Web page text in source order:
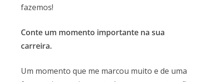
fazemos!
Conte um momento importante na sua
carreira.
Um momento que me marcou muito e de uma